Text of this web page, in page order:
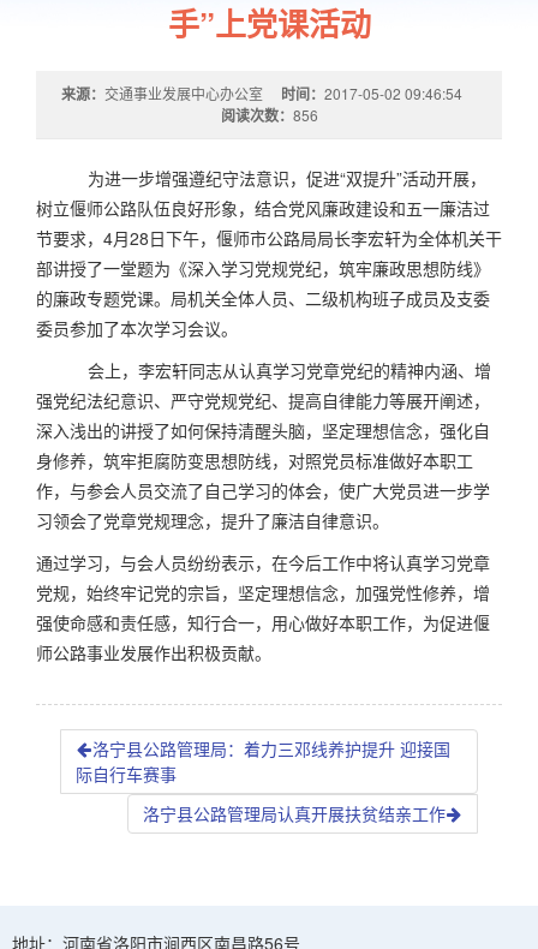
手”上党课活动
来源： 交通事业发展中心办公室 时间： 2017-05-02 09:46:54
阅读次数： 856
为进一步增强遵纪守法意识，促进“双提升”活动开展，
树立偃师公路队伍良好形象，结合党风廉政建设和五一廉洁过
节要求， 4月28日下午，偃师市公路局局长李宏轩为全体机关干
部讲授了一堂题为《深入学习党规党纪，筑牢廉政思想防线》
的廉政专题党课。局机关全体人员、二级机构班子成员及支委
委员参加了本次学习会议。
会上，李宏轩同志从认真学习党章党纪的精神内涵、增
强党纪法纪意识、严守党规党纪、提高自律能力等展开阐述，
深入浅出的讲授了如何保持清醒头脑，坚定理想信念，强化自
身修养，筑牢拒腐防变思想防线，对照党员标准做好本职工
作，与参会人员交流了自己学习的体会，使广大党员进一步学
习领会了党章党规理念，提升了廉洁自律意识。
通过学习，与会人员纷纷表示，在今后工作中将认真学习党章
党规，始终牢记党的宗旨，坚定理想信念，加强党性修养，增
强使命感和责任感，知行合一，用心做好本职工作，为促进偃
师公路事业发展作出积极贡献。
洛宁县公路管理局：着力三邓线养护提升 迎接国
际自行车赛事
洛宁县公路管理局认真开展扶贫结亲工作
地址：河南省洛阳市涧西区南昌路56号